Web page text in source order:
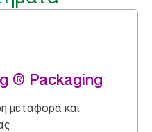
® Packaging
μεταφορά και